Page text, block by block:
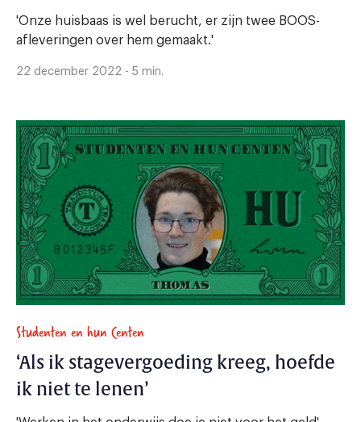
'Onze huisbaas is wel berucht, er zijn twee BOOS-
afleveringen over hem gemaakt.'
22 december 2022 - 5 min.
Studenten en hun Centen
‘Als ik stagevergoeding kreeg, hoefde
ik niet te lenen’